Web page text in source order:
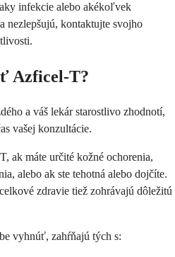
infekcie alebo akékoľvek
nezlepšujú, kontaktujte svojho
Azficel-T?
a váš lekár starostlivo zhodnotí,
vašej konzultácie.
ak máte určité kožné ochorenia,
alebo ak ste tehotná alebo dojčíte.
zdravie tiež zohrávajú dôležitú
vyhnúť, zahŕňajú tých s: